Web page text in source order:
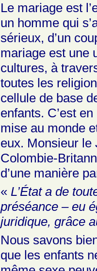
Le mariage est
un homme qui
sérieux, d’un
mariage est une
cultures, à
toutes les
cellule de base
enfants. C’est
mise au monde
eux. Monsieur
Colombie-
d’une manière
« L’État a de
préséance – eu
juridique, grâce
Nous savons
que les enfants